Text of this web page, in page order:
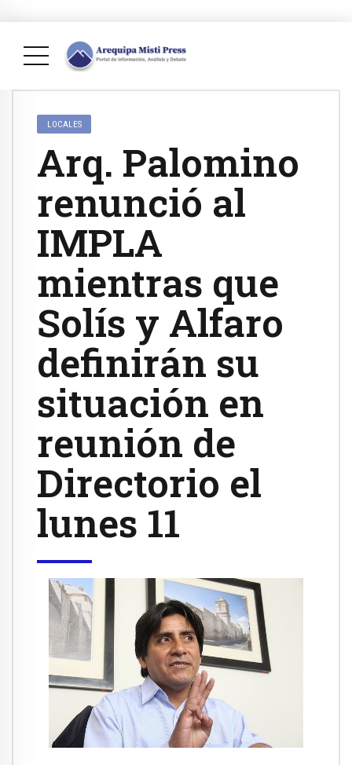
LOCALES
Arq. Palomino
renunció al
IMPLA
mientras que
Solís y Alfaro
definirán su
situación en
reunión de
Directorio el
lunes 11